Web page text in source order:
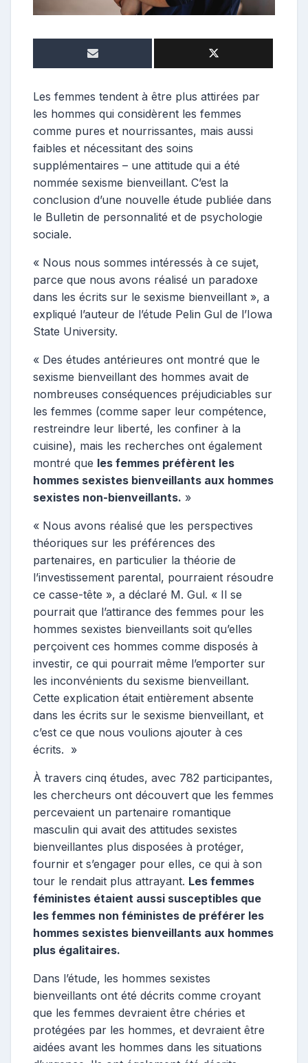
c
Les femmes tendent à être plus attirées par
les hommes qui considèrent les femmes
comme pures et nourrissantes, mais aussi
faibles et nécessitant des soins
supplémentaires – une attitude qui a été
nommée sexisme bienveillant. C’est la
conclusion d’une nouvelle étude publiée dans
le Bulletin de personnalité et de psychologie
sociale.
« Nous nous sommes intéressés à ce sujet,
parce que nous avons réalisé un paradoxe
dans les écrits sur le sexisme bienveillant », a
expliqué l’auteur de l’étude Pelin Gul de l’Iowa
State University.
« Des études antérieures ont montré que le
sexisme bienveillant des hommes avait de
nombreuses conséquences préjudiciables sur
les femmes (comme saper leur compétence,
restreindre leur liberté, les confiner à la
cuisine), mais les recherches ont également
montré que les femmes préfèrent les
hommes sexistes bienveillants aux hommes
sexistes non-bienveillants. »
« Nous avons réalisé que les perspectives
théoriques sur les préférences des
partenaires, en particulier la théorie de
l’investissement parental, pourraient résoudre
ce casse-tête », a déclaré M. Gul. « Il se
pourrait que l’attirance des femmes pour les
hommes sexistes bienveillants soit qu’elles
perçoivent ces hommes comme disposés à
investir, ce qui pourrait même l’emporter sur
les inconvénients du sexisme bienveillant.
Cette explication était entièrement absente
dans les écrits sur le sexisme bienveillant, et
c’est ce que nous voulions ajouter à ces
écrits. »
À travers cinq études, avec 782 participantes,
les chercheurs ont découvert que les femmes
percevaient un partenaire romantique
masculin qui avait des attitudes sexistes
bienveillantes plus disposées à protéger,
fournir et s’engager pour elles, ce qui à son
tour le rendait plus attrayant. Les femmes
féministes étaient aussi susceptibles que
les femmes non féministes de préférer les
hommes sexistes bienveillants aux hommes
plus égalitaires.
Dans l’étude, les hommes sexistes
bienveillants ont été décrits comme croyant
que les femmes devraient être chéries et
protégées par les hommes, et devraient être
aidées avant les hommes dans les situations